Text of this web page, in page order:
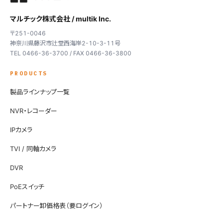
マルチック株式会社 / multik Inc.
〒251-0046
神奈川県藤沢市辻堂西海岸2-10-3-11号
TEL 0466-36-3700 / FAX 0466-36-3800
PRODUCTS
製品ラインナップ一覧
NVR・レコーダー
IPカメラ
TVI / 同軸カメラ
DVR
PoEスイッチ
パートナー卸価格表（要ログイン）